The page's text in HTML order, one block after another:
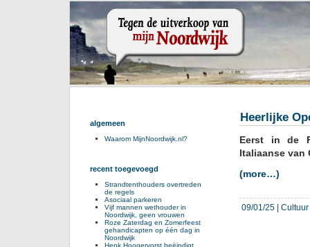
Heerlijke
Eerst in de
Italiaanse van
(more…)
09/01/25 Cultuur
algemeen
Waarom MijnNoordwijk.nl?
recent toegevoegd
Strandtenthouders overtreden
de regels
Asociaal parkeren
Vijf mannen wethouder in
Noordwijk, geen vrouwen
Roze Zaterdag en Zomerfeest
gehandicapten op één dag in
Noordwijk